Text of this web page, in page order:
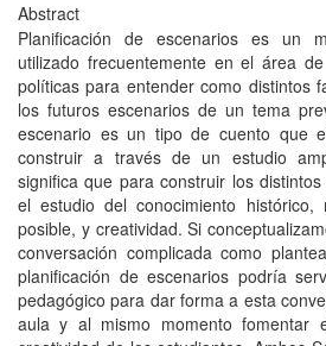
Abstract
Planificación de escenarios es un
utilizado frecuentemente en el área
políticas para entender como distintos
los futuros escenarios de un tema
escenario es un tipo de cuento que
construir a través de un estudio
significa que para construir los
el estudio del conocimiento histórico,
posible, y creatividad. Si
conversación complicada como
planificación de escenarios podría
pedagógico para dar forma a esta
aula y al mismo momento fomentar